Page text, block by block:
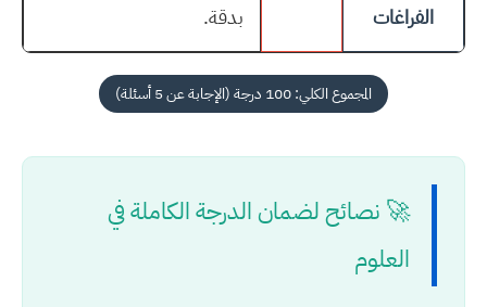
الفراغات
بدقة.
المجموع الكلي: 100 درجة (الإجابة عن 5 أسئلة)
🚀 نصائح لضمان الدرجة الكاملة في
العلوم